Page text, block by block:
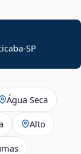
-SP
Água Seca
Alto